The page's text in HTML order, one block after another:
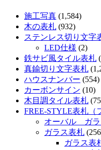
施工写真 (1,584)
木の表札 (932)
ステンレス切り文字
LED仕様 (2)
鉄サビ風タイル表札
真鍮切り文字表札
ハウスナンバー (554)
カーボンサイン (10)
木目調タイル表札
FREE-STYLE表札（
オーバル ガラ
ガラス表札
ガラス表